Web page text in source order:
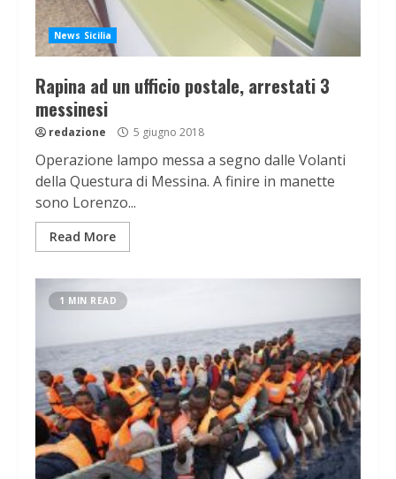
News Sicilia
Rapina ad un ufficio postale, arrestati 3
messinesi
redazione 5 giugno 2018
Operazione lampo messa a segno dalle Volanti
della Questura di Messina. A finire in manette
sono Lorenzo...
Read More
1 MIN READ